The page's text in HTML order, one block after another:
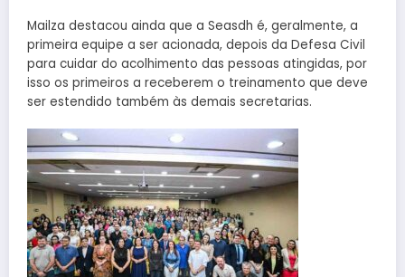
Mailza destacou ainda que a Seasdh é, geralmente, a
primeira equipe a ser acionada, depois da Defesa Civil
para cuidar do acolhimento das pessoas atingidas, por
isso os primeiros a receberem o treinamento que deve
ser estendido também às demais secretarias.